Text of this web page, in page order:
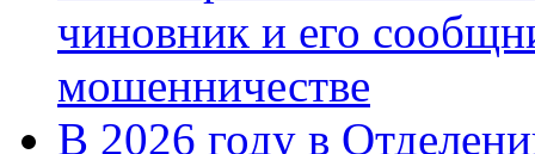
чиновник и его
мошенничестве
В 2026 году в